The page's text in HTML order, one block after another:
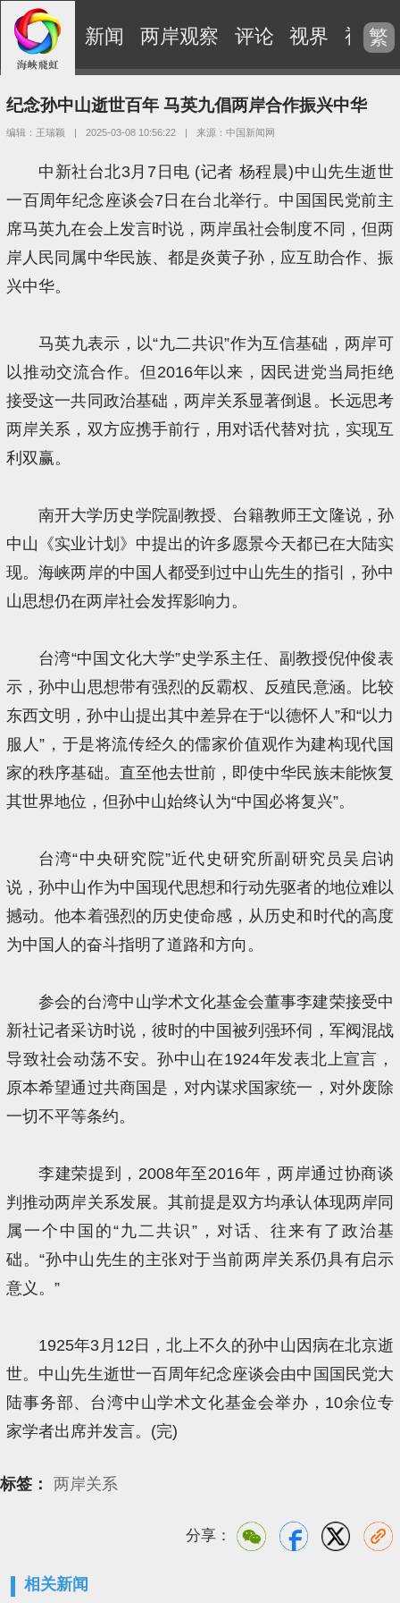
新闻 两岸观察 评论 视界 视频
繁
纪念孙中山逝世百年 马英九倡两岸合作振兴中华
编辑：王瑞颖 | 2025-03-08 10:56:22 | 来源：中国新闻网
中新社台北3月7日电 (记者 杨程晨)中山先生逝世
一百周年纪念座谈会7日在台北举行。中国国民党前主
席马英九在会上发言时说，两岸虽社会制度不同，但两
岸人民同属中华民族、都是炎黄子孙，应互助合作、振
兴中华。
马英九表示，以“九二共识”作为互信基础，两岸可
以推动交流合作。但2016年以来，因民进党当局拒绝
接受这一共同政治基础，两岸关系显著倒退。长远思考
两岸关系，双方应携手前行，用对话代替对抗，实现互
利双赢。
南开大学历史学院副教授、台籍教师王文隆说，孙
中山《实业计划》中提出的许多愿景今天都已在大陆实
现。海峡两岸的中国人都受到过中山先生的指引，孙中
山思想仍在两岸社会发挥影响力。
台湾“中国文化大学”史学系主任、副教授倪仲俊表
示，孙中山思想带有强烈的反霸权、反殖民意涵。比较
东西文明，孙中山提出其中差异在于“以德怀人”和“以力
服人”，于是将流传经久的儒家价值观作为建构现代国
家的秩序基础。直至他去世前，即使中华民族未能恢复
其世界地位，但孙中山始终认为“中国必将复兴”。
台湾“中央研究院”近代史研究所副研究员吴启讷
说，孙中山作为中国现代思想和行动先驱者的地位难以
撼动。他本着强烈的历史使命感，从历史和时代的高度
为中国人的奋斗指明了道路和方向。
参会的台湾中山学术文化基金会董事李建荣接受中
新社记者采访时说，彼时的中国被列强环伺，军阀混战
导致社会动荡不安。孙中山在1924年发表北上宣言，
原本希望通过共商国是，对内谋求国家统一，对外废除
一切不平等条约。
李建荣提到，2008年至2016年，两岸通过协商谈
判推动两岸关系发展。其前提是双方均承认体现两岸同
属一个中国的“九二共识”，对话、往来有了政治基
础。“孙中山先生的主张对于当前两岸关系仍具有启示
意义。”
1925年3月12日，北上不久的孙中山因病在北京逝
世。中山先生逝世一百周年纪念座谈会由中国国民党大
陆事务部、台湾中山学术文化基金会举办，10余位专
家学者出席并发言。(完)
标签： 两岸关系
分享：
相关新闻